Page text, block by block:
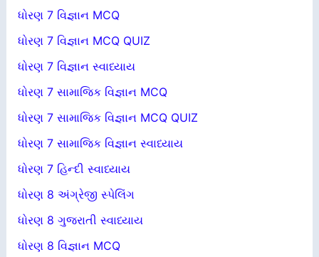
ધોરણ 7 વિજ્ઞાન MCQ
ધોરણ 7 વિજ્ઞાન MCQ QUIZ
ધોરણ 7 વિજ્ઞાન સ્વાધ્યાય
ધોરણ 7 સામાજિક વિજ્ઞાન MCQ
ધોરણ 7 સામાજિક વિજ્ઞાન MCQ QUIZ
ધોરણ 7 સામાજિક વિજ્ઞાન સ્વાધ્યાય
ધોરણ 7 હિન્દી સ્વાધ્યાય
ધોરણ 8 અંગ્રેજી સ્પેલિંગ
ધોરણ 8 ગુજરાતી સ્વાધ્યાય
ધોરણ 8 વિજ્ઞાન MCQ